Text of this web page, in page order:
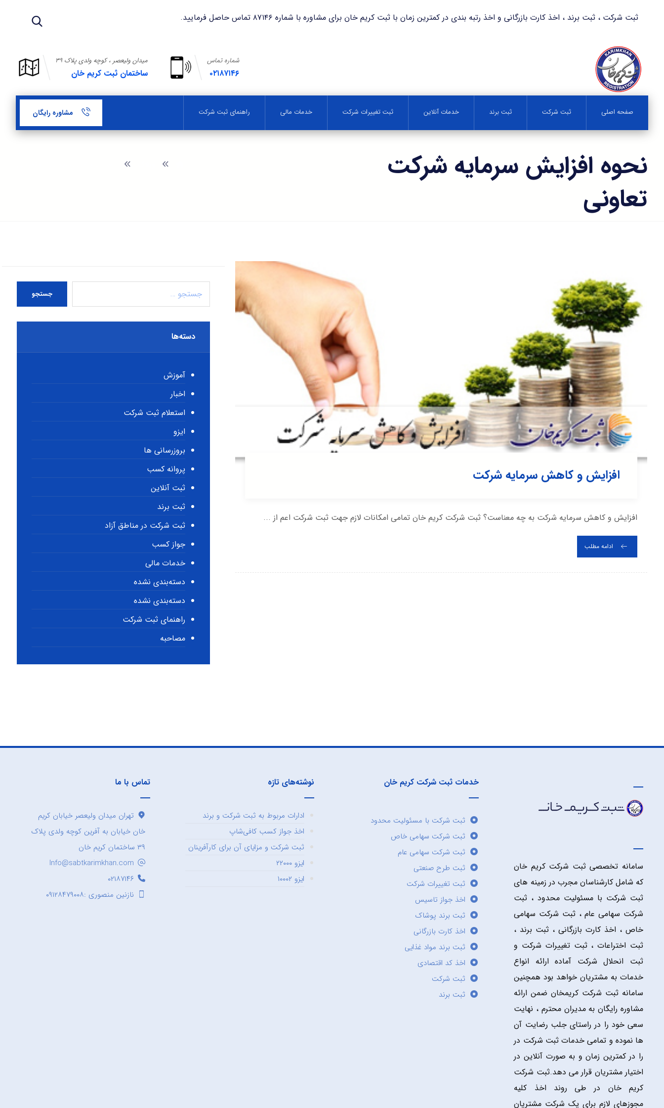
ثبت شرکت ، ثبت برند ، اخذ کارت بازرگانی و اخذ رتبه بندی در کمترین زمان با ثبت کریم خان برای مشاوره با شماره ۸۷۱۴۶ تماس حاصل فرمایید.
میدان ولیعصر ، کوچه ولدی پلاک ۳۹
ساختمان ثبت کریم خان
شماره تماس
۰۲۱۸۷۱۴۶
صفحه اصلی ثبت شرکت ثبت برند خدمات آنلاین ثبت تغییرات شرکت خدمات مالی راهنمای ثبت شرکت مشاوره رایگان
نحوه افزایش سرمایه شرکت
تعاونی
افزایش و کاهش سرمایه شرکت
افزایش و کاهش سرمایه شرکت به چه معناست؟ ثبت شرکت کریم خان تمامی امکانات لازم جهت ثبت شرکت اعم از ...
ادامه مطلب
جستجو
دسته‌ها
آموزش
اخبار
استعلام ثبت شرکت
ایزو
بروزرسانی ها
پروانه کسب
ثبت آنلاین
ثبت برند
ثبت شرکت در مناطق آزاد
جواز کسب
خدمات مالی
دسته‌بندی نشده
دسته‌بندی نشده
راهنمای ثبت شرکت
مصاحبه
سامانه تخصصی ثبت شرکت کریم خان
که شامل کارشناسان مجرب در زمینه های
ثبت شرکت با مسئولیت محدود ، ثبت
شرکت سهامی عام ، ثبت شرکت سهامی
خاص ، اخذ کارت بازرگانی ، ثبت برند ،
ثبت اختراعات ، ثبت تغییرات شرکت و
ثبت انحلال شرکت آماده ارائه انواع
خدمات به مشتریان خواهد بود همچنین
سامانه ثبت شرکت کریمخان ضمن ارائه
مشاوره رایگان به مدیران محترم ، نهایت
سعی خود را در راستای جلب رضایت آن
ها نموده و تمامی خدمات ثبت شرکت در
را در کمترین زمان و به صورت آنلاین در
اختیار مشتریان قرار می دهد.ثبت شرکت
کریم خان در طی روند اخذ کلیه
مجوزهای لازم برای یک شرکت مشتریان
خدمات ثبت شرکت کریم خان
ثبت شرکت با مسئولیت محدود
ثبت شرکت سهامی خاص
ثبت شرکت سهامی عام
ثبت طرح صنعتی
ثبت تغییرات شرکت
اخذ جواز تاسیس
ثبت برند پوشاک
اخذ کارت بازرگانی
ثبت برند مواد غذایی
اخذ کد اقتصادی
ثبت شرکت
ثبت برند
نوشته‌های تازه
ادارات مربوط به ثبت شرکت و برند
اخذ جواز کسب کافی‌شاپ
ثبت شرکت و مزایای آن برای کارآفرینان
ایزو ۲۲۰۰۰
ایزو ۱۰۰۰۲
تماس با ما
تهران میدان ولیعصر خیابان کریم
خان خیابان به آفرین کوچه ولدی پلاک
۳۹ ساختمان کریم خان
Info@sabtkarimkhan.com
۰۲۱۸۷۱۴۶
نازنین منصوری :۰۹۱۲۸۴۷۹۰۰۸